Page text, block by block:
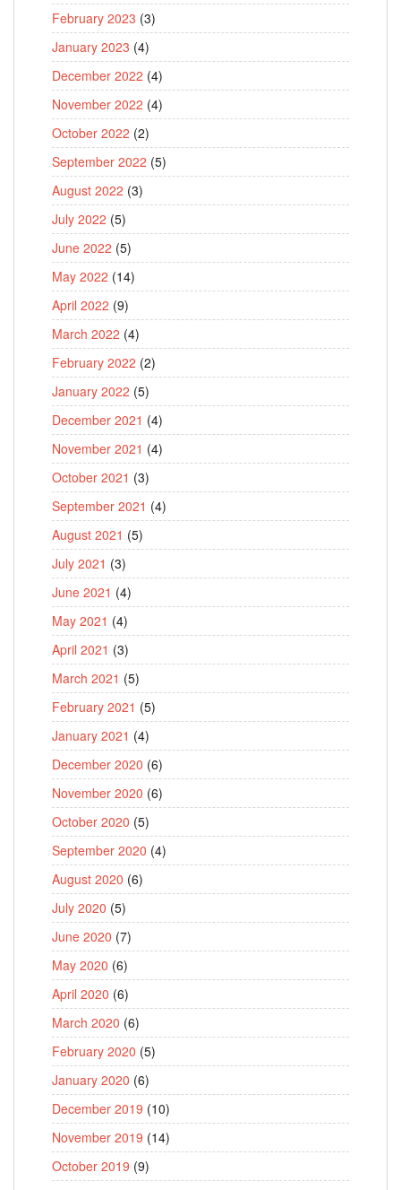
February 2023 (3)
January 2023 (4)
December 2022 (4)
November 2022 (4)
October 2022 (2)
September 2022 (5)
August 2022 (3)
July 2022 (5)
June 2022 (5)
May 2022 (14)
April 2022 (9)
March 2022 (4)
February 2022 (2)
January 2022 (5)
December 2021 (4)
November 2021 (4)
October 2021 (3)
September 2021 (4)
August 2021 (5)
July 2021 (3)
June 2021 (4)
May 2021 (4)
April 2021 (3)
March 2021 (5)
February 2021 (5)
January 2021 (4)
December 2020 (6)
November 2020 (6)
October 2020 (5)
September 2020 (4)
August 2020 (6)
July 2020 (5)
June 2020 (7)
May 2020 (6)
April 2020 (6)
March 2020 (6)
February 2020 (5)
January 2020 (6)
December 2019 (10)
November 2019 (14)
October 2019 (9)